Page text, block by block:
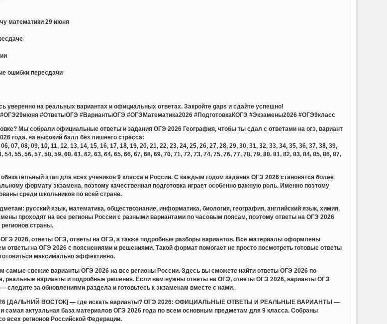
математики 29 июня
ошибки пересдачи
уверенно на реальных вариантах и официальных ответах. Закройте gaps и сдайте успешно!
#ОтветыОГЭ #ВариантыОГЭ #ОГЭМатематика2026 #ПодготовкаКОГЭ #Экзамены2026 #ОГЭ9класс
Мы собрали официальные ответы и задания ОГЭ 2026 География, чтобы ты сдал с ответами на огэ, вариант
года, на высокий балл без лишнего стресса:
07, 08, 09, 10, 11, 12, 13, 14, 15, 16, 17, 18, 19, 20, 21, 22, 23, 24, 25, 26, 27, 28, 29, 30, 31, 32, 33, 34, 35, 36, 37, 38, 39,
54, 55, 56, 57, 58, 59, 60, 61, 62, 63, 64, 65, 66, 67, 68, 69, 70, 71, 72, 73, 74, 75, 76, 77, 78, 79, 80, 81, 82, 83, 84, 85, 86, 87,
этап для всех учеников 9 класса в России. С каждым годом задания ОГЭ 2026 становятся более
формату экзамена, поэтому качественная подготовка играет особенно важную роль. Именно поэтому
среди школьников по всей стране.
русский язык, математика, обществознание, информатика, биология, география, английский язык, химия,
проходят на все регионы России с разными вариантами по часовым поясам, поэтому ответы на ОГЭ 2026
страны.
2026, ответы ОГЭ, ответы на ОГЭ, а также подробные разборы вариантов. Все материалы оформлены
ответы на ОГЭ 2026 с пояснениями и решениями. Такой формат помогает не просто посмотреть готовые ответы
максимально эффективно.
самые свежие варианты ОГЭ 2026 на все регионы России. Здесь вы сможете найти ответы ОГЭ 2026 по
реальные варианты и подробные решения. Если вам нужны ответы на ОГЭ, ответы ОГЭ 2026, варианты ОГЭ
за обновлениями раздела и готовьтесь к экзаменам вместе с нами.
[ДАЛЬНИЙ ВОСТОК] — где искать варианты? ОГЭ 2026: ОФИЦИАЛЬНЫЕ ОТВЕТЫ И РЕАЛЬНЫЕ ВАРИАНТЫ —
актуальная база материалов ОГЭ 2026 года по всем основным предметам для 9 класса. Собраны
регионов Российской Федерации.